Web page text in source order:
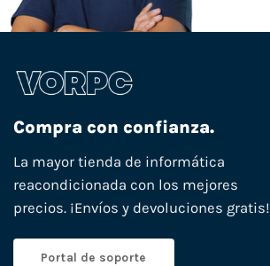
Compra con confianza.
La mayor tienda de informática
reacondicionada con los mejores
precios. ¡Envíos y devoluciones gratis!
Portal de soporte